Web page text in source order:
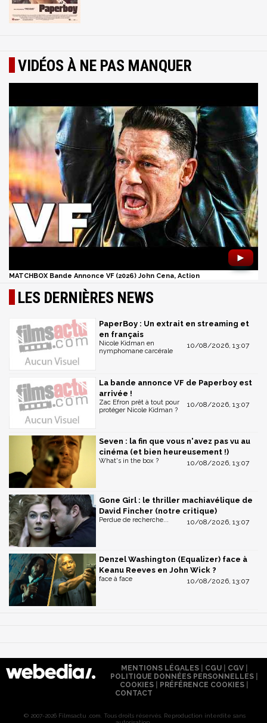
VIDÉOS À NE PAS MANQUER
►
MATCHBOX Bande Annonce VF (2026) John Cena, Action
LES DERNIÈRES NEWS
PaperBoy : Un extrait en streaming et
en français
10/08/2026, 13:07
Nicole Kidman en
nymphomane carcérale
La bande annonce VF de Paperboy est
arrivée !
10/08/2026, 13:07
Zac Efron prêt à tout pour
protéger Nicole Kidman ?
Seven : la fin que vous n'avez pas vu au
cinéma (et bien heureusement !)
10/08/2026, 13:07
What's in the box ?
Gone Girl : le thriller machiavélique de
David Fincher (notre critique)
10/08/2026, 13:07
Perdue de recherche...
Denzel Washington (Equalizer) face à
Keanu Reeves en John Wick ?
10/08/2026, 13:07
face à face
MENTIONS LÉGALES| CGU| CGV|
POLITIQUE DONNÉES PERSONNELLES
COOKIES
PRÉFÉRENCE COOKIES
CONTACT
© 2007-2026 Filmsactu .com. Tous droits réservés. Reproduction interdite sans